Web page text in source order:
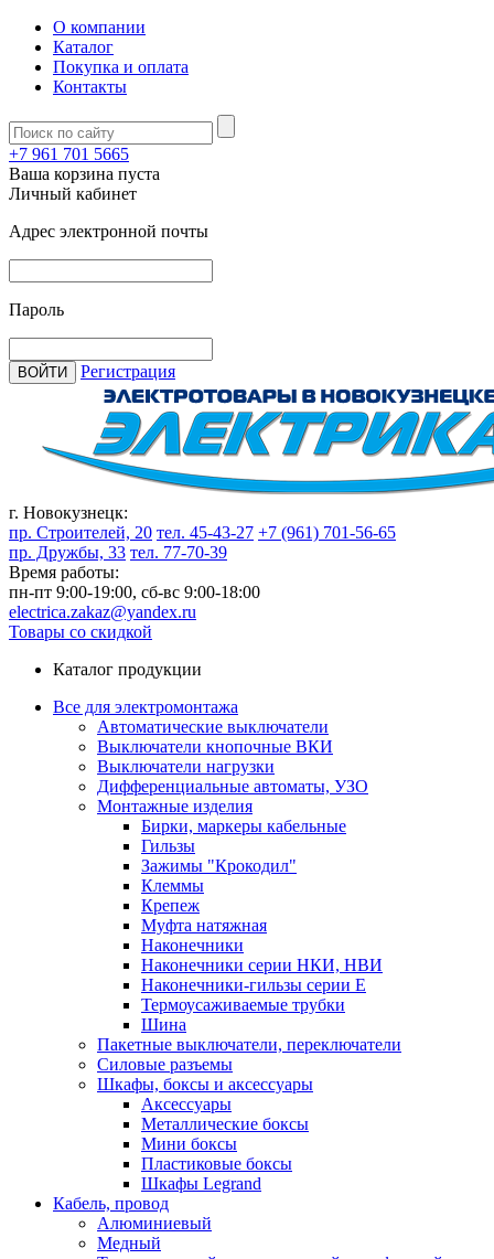
О компании
Каталог
Покупка и оплата
Контакты
+7 961 701 5665
Ваша корзина пуста
Личный кабинет
Адрес электронной почты
Пароль
ВОЙТИ Регистрация
г. Новокузнецк:
пр. Строителей, 20 тел. 45-43-27 +7 (961) 701-56-65
пр. Дружбы, 33 тел. 77-70-39
Время работы:
пн-пт 9:00-19:00, сб-вс 9:00-18:00
electrica.zakaz@yandex.ru
Товары со скидкой
Каталог продукции
Все для электромонтажа
Автоматические выключатели
Выключатели кнопочные ВКИ
Выключатели нагрузки
Дифференциальные автоматы, УЗО
Монтажные изделия
Бирки, маркеры кабельные
Гильзы
Зажимы "Крокодил"
Клеммы
Крепеж
Муфта натяжная
Наконечники
Наконечники серии НКИ, НВИ
Наконечники-гильзы серии Е
Термоусаживаемые трубки
Шина
Пакетные выключатели, переключатели
Силовые разъемы
Шкафы, боксы и аксессуары
Аксессуары
Металлические боксы
Мини боксы
Пластиковые боксы
Шкафы Legrand
Кабель, провод
Алюминиевый
Медный